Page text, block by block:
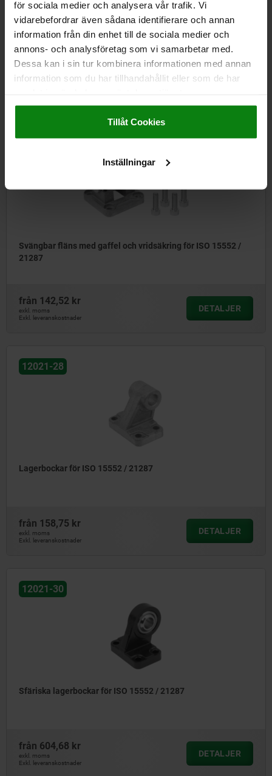
för sociala medier och analysera vår trafik. Vi
vidarebefordrar även sådana identifierare och annan
information från din enhet till de sociala medier och
annons- och analysföretag som vi samarbetar med.
Dessa kan i sin tur kombinera informationen med annan
information som du har tillhandahållit eller som de har
Impressum|Dataskydd|AGB
Tillåt Cookies
Inställningar
Svängbar fläns med gaffel för ISO 15552 / 21287
från129,89 kr
Svängbar fläns med gaffel och vridsäkring för ISO 15552 /
21287
från 142,52 kr
exkl. moms
Exkl. leveranskostnader
DETALJER
12021-28
Lagerbockar för ISO 15552 / 21287
från 158,75 kr
exkl. moms
Exkl. leveranskostnader
DETALJER
12021-30
Sfäriska lagerbockar för ISO 15552 / 21287
från 604,68 kr
exkl. moms
Exkl. leveranskostnader
DETALJER